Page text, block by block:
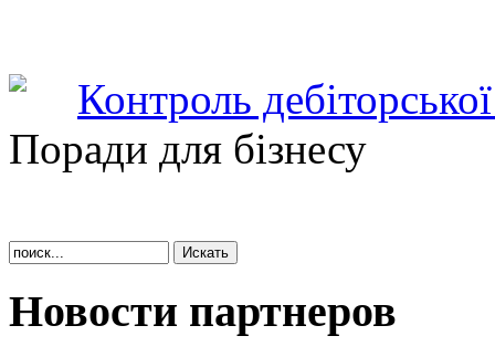
Контроль
Поради для бізнесу
Новости партнеров